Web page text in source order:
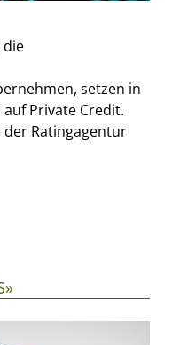
die
setzen in
Private Credit.
der Ratingagentur